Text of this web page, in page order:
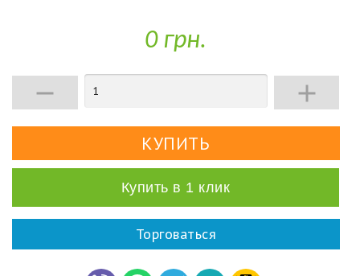
0 грн.
 
Купить в 1 клик
Торговаться